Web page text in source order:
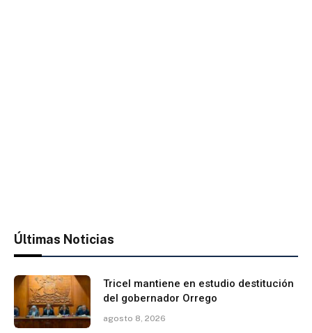
Últimas Noticias
Tricel mantiene en estudio destitución
del gobernador Orrego
agosto 8, 2026